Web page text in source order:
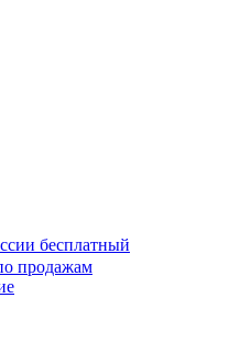
бесплатный
продажам